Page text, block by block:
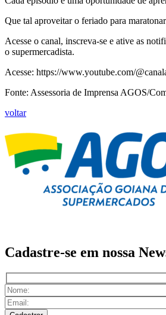
Que tal aproveitar o feriado para
Acesse o canal, inscreva-se e ative as
o supermercadista.
Acesse: https://www.youtube.com/
Fonte: Assessoria de Imprensa AGOS/
voltar
Cadastre-se em nossa